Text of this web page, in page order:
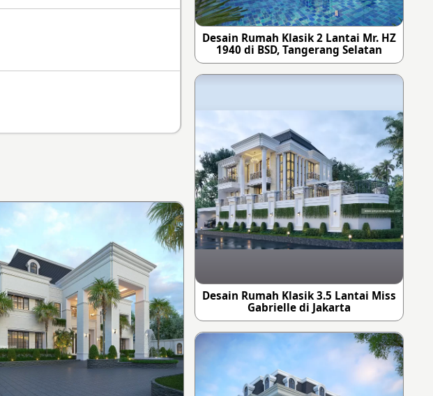
Desain Rumah Klasik 2 Lantai Mr. HZ
1940 di BSD, Tangerang Selatan
Desain Rumah Klasik 3.5 Lantai Miss
Gabrielle di Jakarta